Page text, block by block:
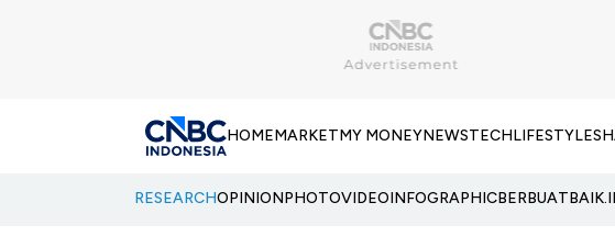
HOMEMARKETMY MONEYNEWSTECHLIFESTYLE
RESEARCHOPINIONPHOTOVIDEOINFOGRAPHIC